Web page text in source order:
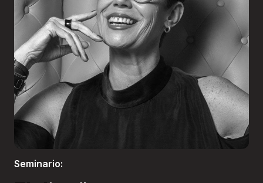
Inscribir
Boletería
Seminario: